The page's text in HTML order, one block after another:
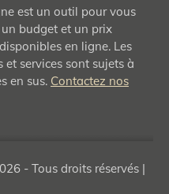
est un outil pour vous
budget et un prix
en ligne. Les
services sont sujets à
en sus. Contactez nos
- Tous droits réservés |